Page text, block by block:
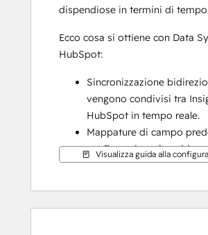
dispendiose in termini di
Ecco cosa si ottiene con Data
HubSpot:
Sincronizzazione
vengono condivisi tra
HubSpot in tempo reale.
Mappature di campo
configurazione è rapida
mappature di campo già
Visualizza guida alla